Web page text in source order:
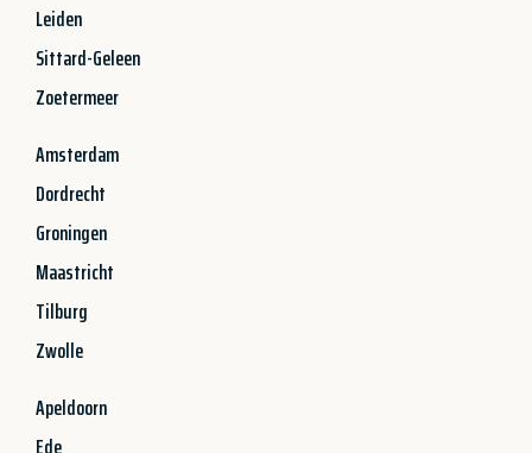
Leiden
Sittard-Geleen
Zoetermeer
Amsterdam
Dordrecht
Groningen
Maastricht
Tilburg
Zwolle
Apeldoorn